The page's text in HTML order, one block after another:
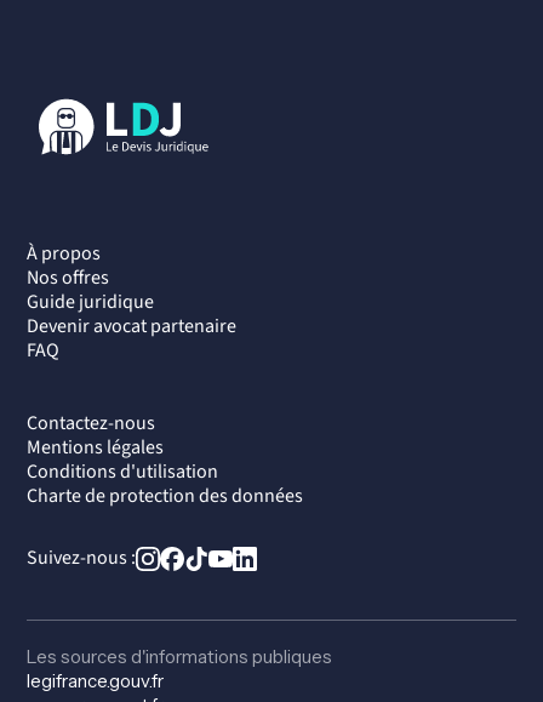
À propos
Nos offres
Guide juridique
Devenir avocat partenaire
FAQ
Contactez-nous
Mentions légales
Conditions d'utilisation
Charte de protection des données
Suivez-nous :
Les sources d'informations publiques
legifrance.gouv.fr